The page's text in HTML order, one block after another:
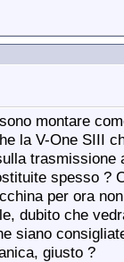
montare
la V-One SIII
trasmissione
spesso ?
per ora
dubito che
siano
giusto ?